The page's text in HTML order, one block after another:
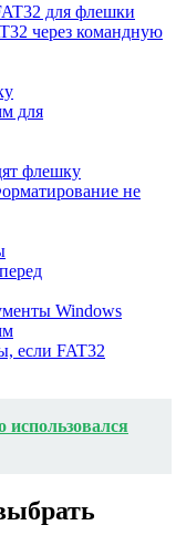
для флешки
через командную
для
флешку
не
Windows
если FAT32
использовался